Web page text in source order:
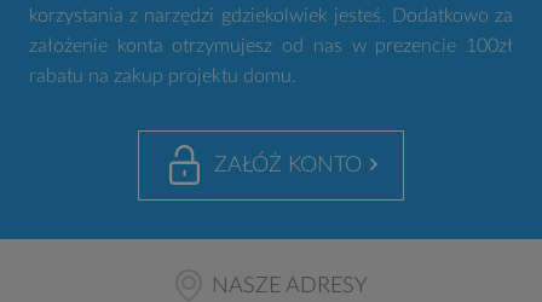
korzystania z narzędzi gdziekolwiek jesteś. Dodatkowo za
założenie konta otrzymujesz od nas w prezencie 100zł
rabatu na zakup projektu domu.
ZAŁÓŻ KONTO
NASZE ADRESY